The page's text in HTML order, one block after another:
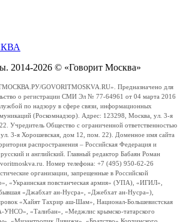
2014-2026 © «Говорит Москва»
GOVORITMOSKVA.RU». Предназначено для
о регистрации СМИ Эл № 77-64961 от 04 марта 2016
по надзору в сфере связи, информационных
(Роскомнадзор). Адрес: 123298, Москва, ул. 3-я
Учредитель Общество с ограниченной ответственностью
3-я Хорошевская, дом 12, пом. 22). Доменное имя сайта
распространения – Российская Федерация и
и английский. Главный редактор Бабаян Роман
Номер телефона: +7 (495) 950-62-26
организации, запрещенные в Российской
«Украинская повстанческая армия» (УПА), «ИГИЛ»,
«Джабхат ан-Нусра», «Джебхат ан-Нусра»),
«Хайят Тахрир аш-Шам», Национал-Большевистская
«Талибан», «Меджлис крымско-татарского